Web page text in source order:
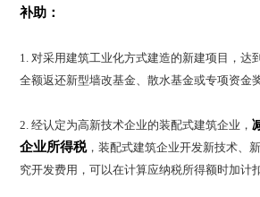
补助：
1. 对采用建筑工业化方式建造的新建项目，达
全额返还新型墙改基金、散水基金或专项资金
2. 经认定为高新技术企业的装配式建筑企业，
企业所得税，装配式建筑企业开发新技术、
究开发费用，可以在计算应纳税所得额时加计